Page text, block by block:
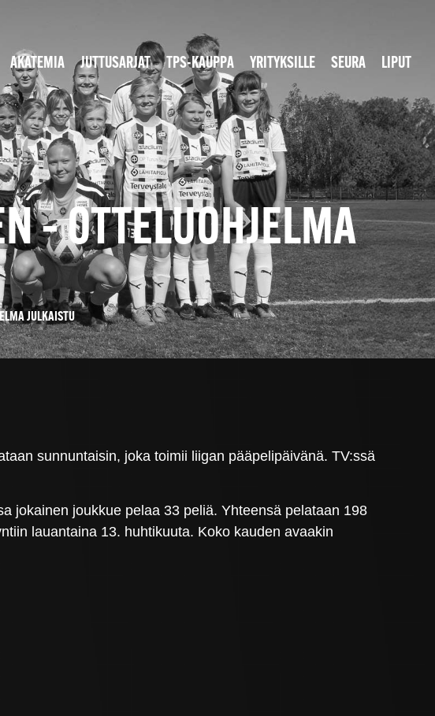
AKATEMIA JUTTUSARJAT TPS-KAUPPA YRITYKSILLE SEURA LIPUT
– OTTELUOHJELMA
JULKAISTU
sunnuntaisin, joka toimii liigan pääpelipäivänä. TV:ssä
jokainen joukkue pelaa 33 peliä. Yhteensä pelataan 198
lauantaina 13. huhtikuuta. Koko kauden avaakin